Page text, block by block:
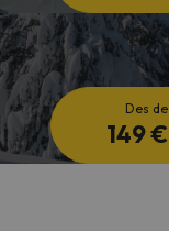
Des de
149 €